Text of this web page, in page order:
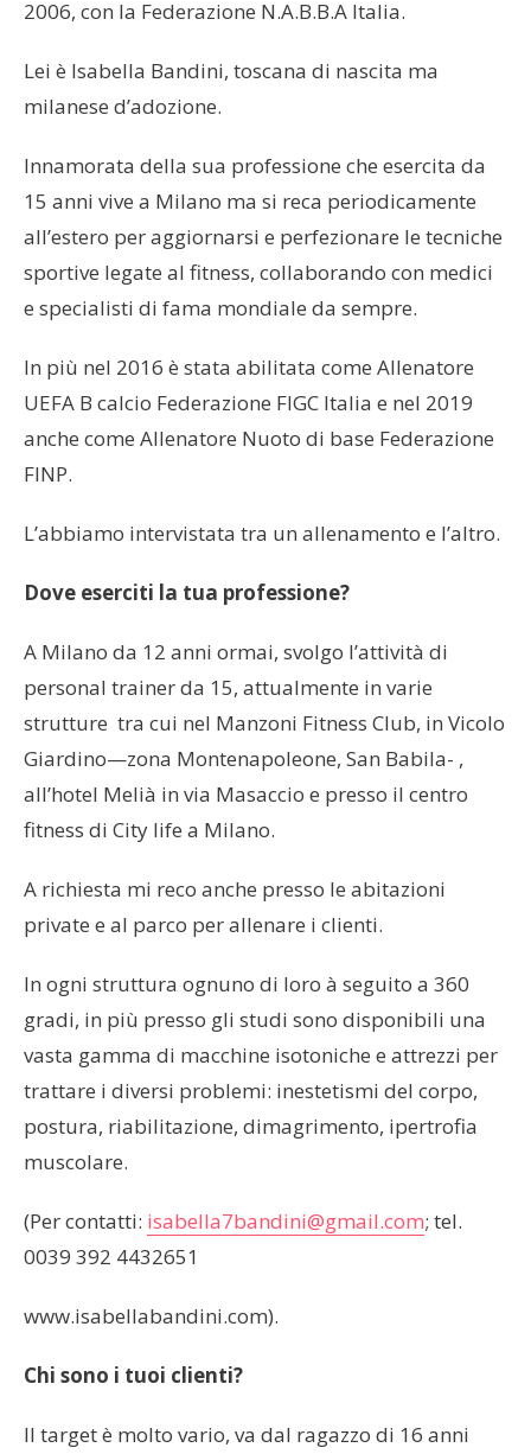
2006, con la Federazione N.A.B.B.A Italia.
Lei è Isabella Bandini, toscana di nascita ma
milanese d’adozione.
Innamorata della sua professione che esercita da
15 anni vive a Milano ma si reca periodicamente
all’estero per aggiornarsi e perfezionare le tecniche
sportive legate al fitness, collaborando con medici
e specialisti di fama mondiale da sempre.
In più nel 2016 è stata abilitata come Allenatore
UEFA B calcio Federazione FIGC Italia e nel 2019
anche come Allenatore Nuoto di base Federazione
FINP.
L’abbiamo intervistata tra un allenamento e l’altro.
Dove eserciti la tua professione?
A Milano da 12 anni ormai, svolgo l’attività di
personal trainer da 15, attualmente in varie
strutture tra cui nel Manzoni Fitness Club, in Vicolo
Giardino—zona Montenapoleone, San Babila- ,
all’hotel Melià in via Masaccio e presso il centro
fitness di City life a Milano.
A richiesta mi reco anche presso le abitazioni
private e al parco per allenare i clienti.
In ogni struttura ognuno di loro à seguito a 360
gradi, in più presso gli studi sono disponibili una
vasta gamma di macchine isotoniche e attrezzi per
trattare i diversi problemi: inestetismi del corpo,
postura, riabilitazione, dimagrimento, ipertrofia
muscolare.
(Per contatti: isabella7bandini@gmail.com; tel.
0039 392 4432651
www.isabellabandini.com).
Chi sono i tuoi clienti?
Il target è molto vario, va dal ragazzo di 16 anni